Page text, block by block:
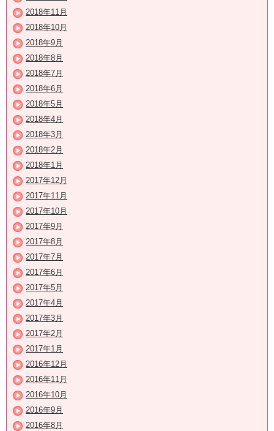
2018年11月
2018年10月
2018年9月
2018年8月
2018年7月
2018年6月
2018年5月
2018年4月
2018年3月
2018年2月
2018年1月
2017年12月
2017年11月
2017年10月
2017年9月
2017年8月
2017年7月
2017年6月
2017年5月
2017年4月
2017年3月
2017年2月
2017年1月
2016年12月
2016年11月
2016年10月
2016年9月
2016年8月